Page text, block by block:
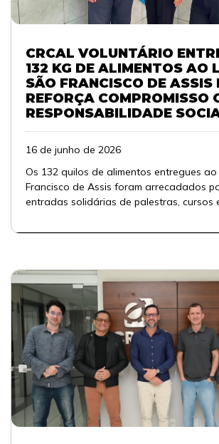
CRCAL VOLUNTÁRIO
132 KG DE ALIMENTOS AO
SÃO FRANCISCO DE ASSIS
REFORÇA COMPROMISSO
RESPONSABILIDADE
16 de junho de 2026
Os 132 quilos de alimentos entregues
Francisco de Assis foram arrecadados
entradas solidárias de palestras, cursos